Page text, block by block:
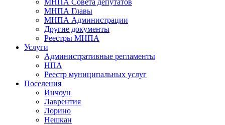
МНПА Совета депутатов
МНПА Главы
МНПА Администрации
Другие документы
Реестры МНПА
Услуги
Административные регламенты
НПА
Реестр муниципальных услуг
Поселения
Инчоун
Лаврентия
Лорино
Нешкан